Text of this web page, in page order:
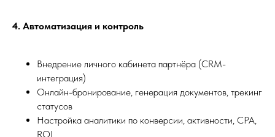
4. Автоматизация и контроль
Внедрение личного кабинета партнёра (CRM-
интеграция)
Онлайн-бронирование, генерация документов, трекинг
статусов
Настройка аналитики по конверсии, активности, CPA,
ROI